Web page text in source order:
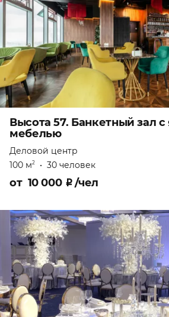
Высота 57. Банкетный зал с
мебелью
Деловой центр
100 м2 • 30 человек
от 10 000 ₽/чел